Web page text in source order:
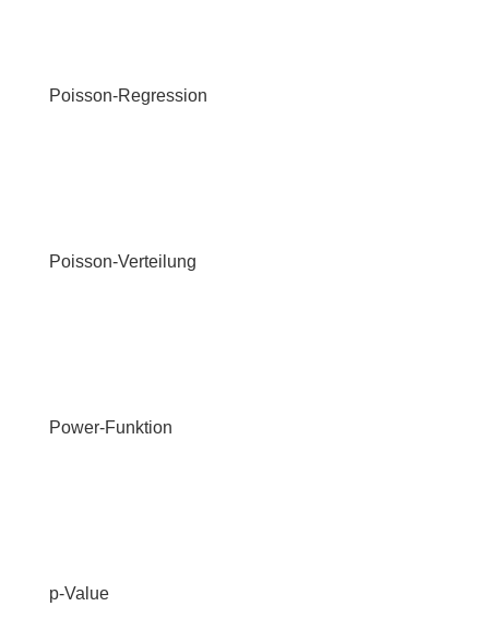
Poisson-Regression
Poisson-Verteilung
Power-Funktion
p-Value